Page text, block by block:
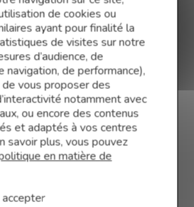
de cookies ou
ayant pour finalité la
de visites sur notre
d’audience, de
navigation, de performance),
vous proposer des
notamment avec
ou encore des contenus
et adaptés à vos centres
savoir plus, vous pouvez
en matière de
accepter